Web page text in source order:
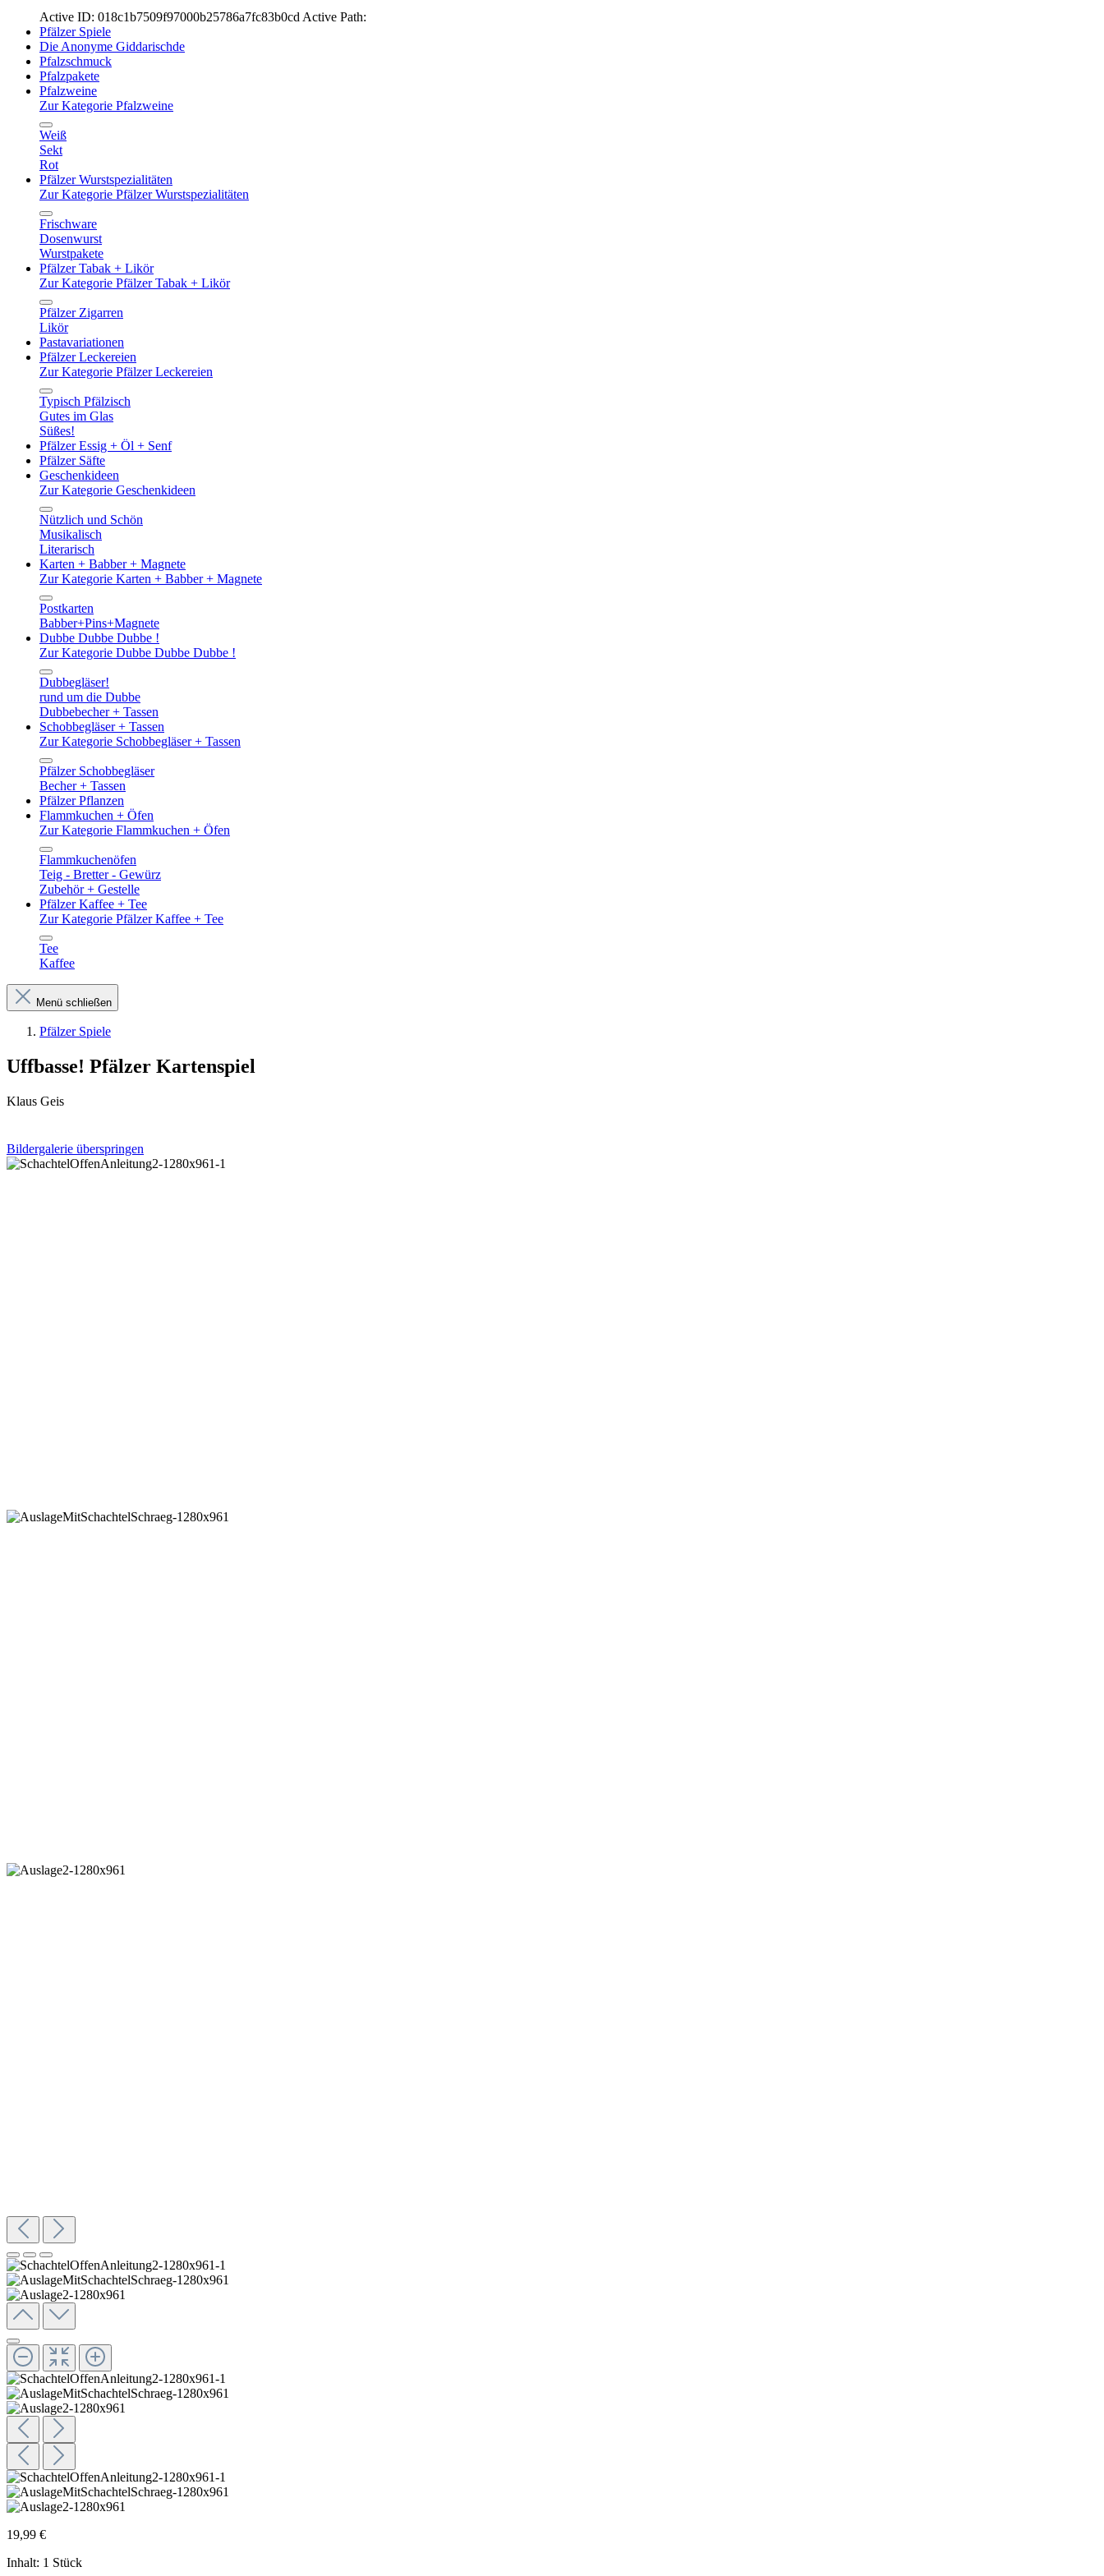
Active ID: 018c1b7509f97000b25786a7fc83b0cd Active Path:
Pfälzer Spiele
Die Anonyme Giddarischde
Pfalzschmuck
Pfalzpakete
Pfalzweine
Zur Kategorie Pfalzweine
Weiß
Sekt
Rot
Pfälzer Wurstspezialitäten
Zur Kategorie Pfälzer Wurstspezialitäten
Frischware
Dosenwurst
Wurstpakete
Pfälzer Tabak + Likör
Zur Kategorie Pfälzer Tabak + Likör
Pfälzer Zigarren
Likör
Pastavariationen
Pfälzer Leckereien
Zur Kategorie Pfälzer Leckereien
Typisch Pfälzisch
Gutes im Glas
Süßes!
Pfälzer Essig + Öl + Senf
Pfälzer Säfte
Geschenkideen
Zur Kategorie Geschenkideen
Nützlich und Schön
Musikalisch
Literarisch
Karten + Babber + Magnete
Zur Kategorie Karten + Babber + Magnete
Postkarten
Babber+Pins+Magnete
Dubbe Dubbe Dubbe !
Zur Kategorie Dubbe Dubbe Dubbe !
Dubbegläser!
rund um die Dubbe
Dubbebecher + Tassen
Schobbegläser + Tassen
Zur Kategorie Schobbegläser + Tassen
Pfälzer Schobbegläser
Becher + Tassen
Pfälzer Pflanzen
Flammkuchen + Öfen
Zur Kategorie Flammkuchen + Öfen
Flammkuchenöfen
Teig - Bretter - Gewürz
Zubehör + Gestelle
Pfälzer Kaffee + Tee
Zur Kategorie Pfälzer Kaffee + Tee
Tee
Kaffee
Menü schließen
Pfälzer Spiele
Uffbasse! Pfälzer Kartenspiel
Klaus Geis
Bildergalerie überspringen
19,99 €
Inhalt: 1 Stück